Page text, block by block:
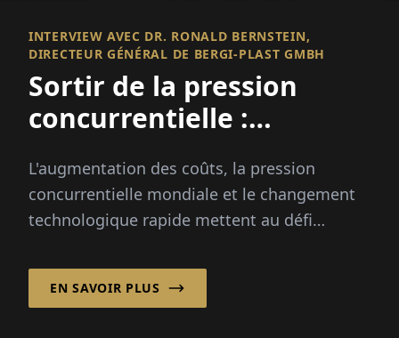
INTERVIEW AVEC DR. RONALD BERNSTEIN,
DIRECTEUR GÉNÉRAL DE BERGI-PLAST GMBH
Sortir de la pression
concurrentielle :
diversification, avancer
L'augmentation des coûts, la pression
concurrentielle mondiale et le changement
technologique rapide mettent au défi
GmbH...
EN SAVOIR PLUS